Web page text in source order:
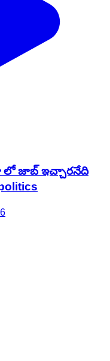
లో జాబ్ ఇచ్చారనేది